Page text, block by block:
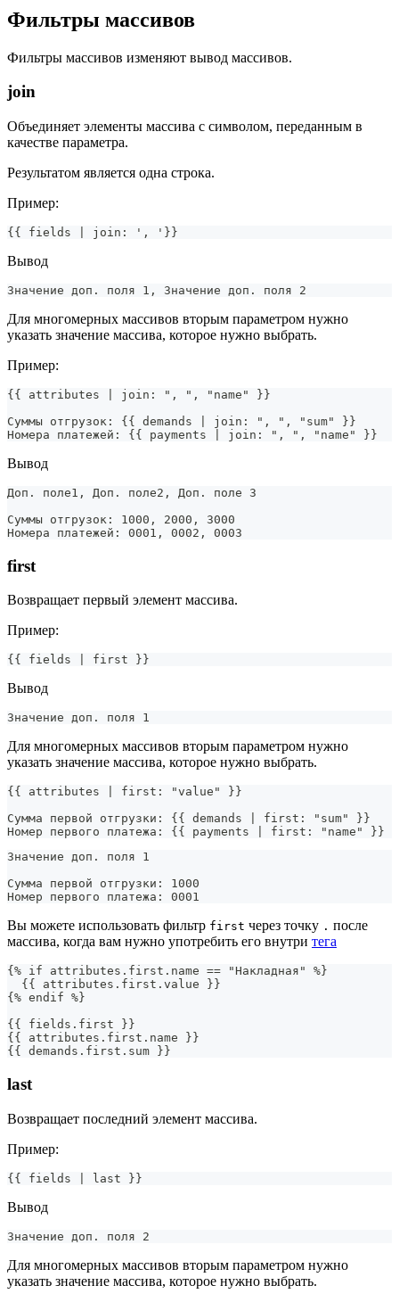
Фильтры массивов
Фильтры массивов изменяют вывод массивов.
join
Объединяет элементы массива с символом, переданным в
качестве параметра.
Результатом является одна строка.
Пример:
{{ fields | join: ', '}}
Вывод
Значение доп. поля 1, Значение доп. поля 2
Для многомерных массивов вторым параметром нужно
указать значение массива, которое нужно выбрать.
Пример:
{{ attributes | join: ", ", "name" }}
Суммы отгрузок: {{ demands | join: ", ", "sum" }}
Номера платежей: {{ payments | join: ", ", "name" }}
Вывод
Доп. поле1, Доп. поле2, Доп. поле 3
Суммы отгрузок: 1000, 2000, 3000
Номера платежей: 0001, 0002, 0003
first
Возвращает первый элемент массива.
Пример:
{{ fields | first }}
Вывод
Значение доп. поля 1
Для многомерных массивов вторым параметром нужно
указать значение массива, которое нужно выбрать.
{{ attributes | first: "value" }}
Сумма первой отгрузки: {{ demands | first: "sum" }}
Номер первого платежа: {{ payments | first: "name" }}
Значение доп. поля 1
Сумма первой отгрузки: 1000
Номер первого платежа: 0001
Вы можете использовать фильтр first через точку . после
массива, когда вам нужно употребить его внутри тега
{% if attributes.first.name == "Накладная" %}
  {{ attributes.first.value }}
{% endif %}
{{ fields.first }}
{{ attributes.first.name }}
{{ demands.first.sum }}
last
Возвращает последний элемент массива.
Пример:
{{ fields | last }}
Вывод
Значение доп. поля 2
Для многомерных массивов вторым параметром нужно
указать значение массива, которое нужно выбрать.